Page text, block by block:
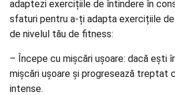
adaptezi exercițiile de întindere în
sfaturi pentru a-ți adapta exercițiile
de nivelul tău de fitness:
– Începe cu mișcări ușoare: dacă ești
mișcări ușoare și progresează treptat
intense.